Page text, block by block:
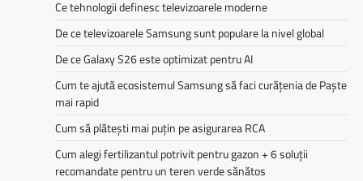
Ce tehnologii definesc televizoarele moderne
De ce televizoarele Samsung sunt populare la nivel global
De ce Galaxy S26 este optimizat pentru AI
Cum te ajută ecosistemul Samsung să faci curățenia de Paște
mai rapid
Cum să plătești mai puțin pe asigurarea RCA
Cum alegi fertilizantul potrivit pentru gazon + 6 soluții
recomandate pentru un teren verde sănătos